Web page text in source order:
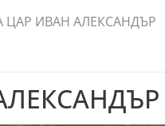
ЦАР ИВАН АЛЕКСАНДЪР